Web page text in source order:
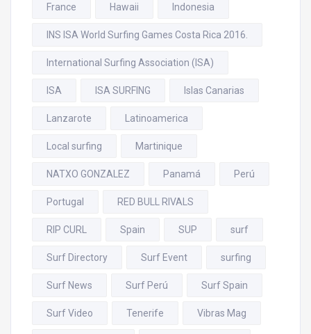
France Hawaii Indonesia
INS ISA World Surfing Games Costa Rica 2016.
International Surfing Association (ISA)
ISA ISA SURFING Islas Canarias
Lanzarote Latinoamerica
Local surfing Martinique
NATXO GONZALEZ Panamá Perú
Portugal RED BULL RIVALS
RIP CURL Spain SUP surf
Surf Directory Surf Event surfing
Surf News Surf Perú Surf Spain
Surf Video Tenerife Vibras Mag